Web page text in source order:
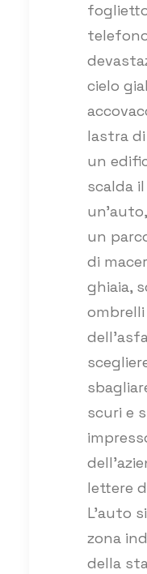
cielo
lastra
un
scalda
un
di
ghiaia,
scuri e
lettere
L’auto
zona
della